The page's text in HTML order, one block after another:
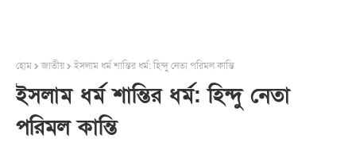
হোম জাতীয় ইসলাম ধর্ম শান্তির ধর্ম: হিন্দু নেতা পরিমল কান্তি
ইসলাম ধর্ম শান্তির ধর্ম: হিন্দু নেতা
পরিমল কান্তি